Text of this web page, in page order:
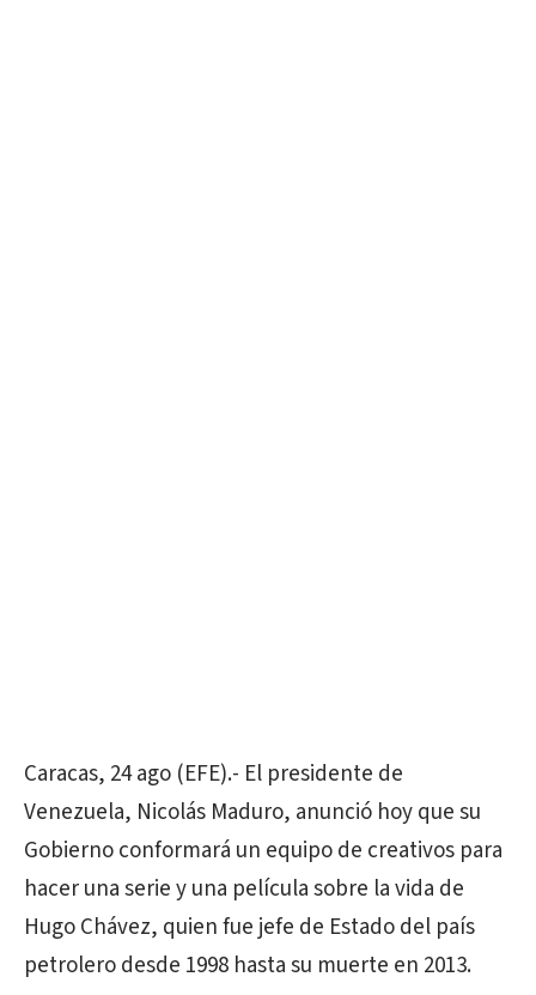
Caracas, 24 ago (EFE).- El presidente de
Venezuela, Nicolás Maduro, anunció hoy que su
Gobierno conformará un equipo de creativos para
hacer una serie y una película sobre la vida de
Hugo Chávez, quien fue jefe de Estado del país
petrolero desde 1998 hasta su muerte en 2013.